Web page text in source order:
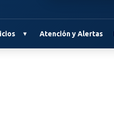
Atención y Alertas